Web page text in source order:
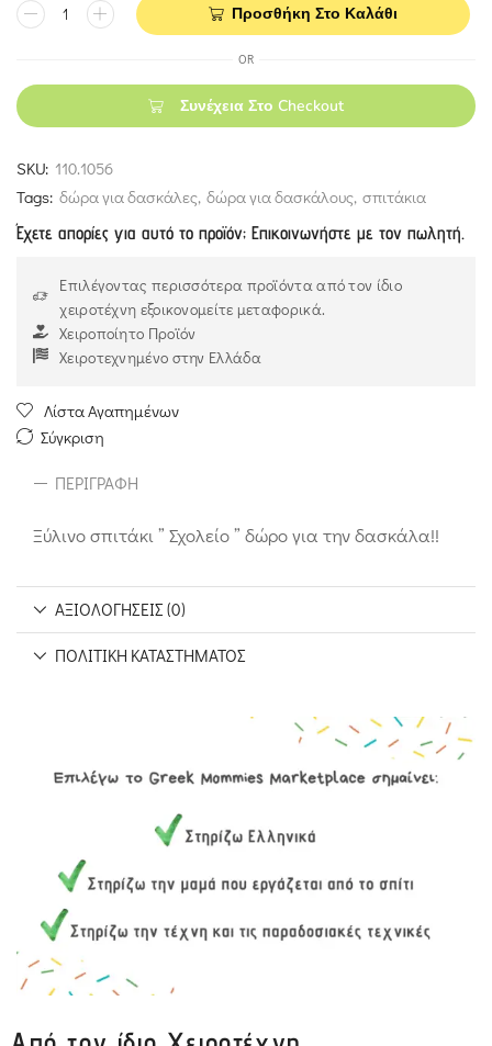
Προσθήκη Στο Καλάθι
OR
Συνέχεια Στο Checkout
SKU: 110.1056
Tags: δώρα για δασκάλες, δώρα για δασκάλους, σπιτάκια
Έχετε απορίες για αυτό το προϊόν; Επικοινωνήστε με τον πωλητή.
Επιλέγοντας περισσότερα προϊόντα από τον ίδιο
χειροτέχνη εξοικονομείτε μεταφορικά.
Χειροποίητο Προϊόν
Χειροτεχνημένο στην Ελλάδα
Λίστα Αγαπημένων
Σύγκριση
ΠΕΡΙΓΡΑΦΉ
Ξύλινο σπιτάκι ” Σχολείο ” δώρο για την δασκάλα!!
ΑΞΙΟΛΟΓΉΣΕΙΣ (0)
ΠΟΛΙΤΙΚΉ ΚΑΤΑΣΤΉΜΑΤΟΣ